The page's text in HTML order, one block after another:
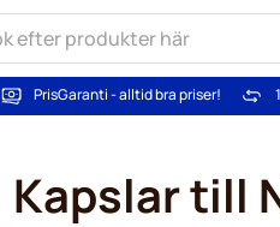
PrisGaranti - alltid bra priser!
Kapslar till